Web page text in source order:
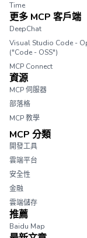
Time
更多 MCP 客戶端
DeepChat
Visual Studio Code -
("Code - OSS")
MCP Connect
資源
MCP 伺服器
部落格
MCP 教學
MCP 分類
開發工具
雲端平台
安全性
金融
雲端儲存
推薦
Baidu Map